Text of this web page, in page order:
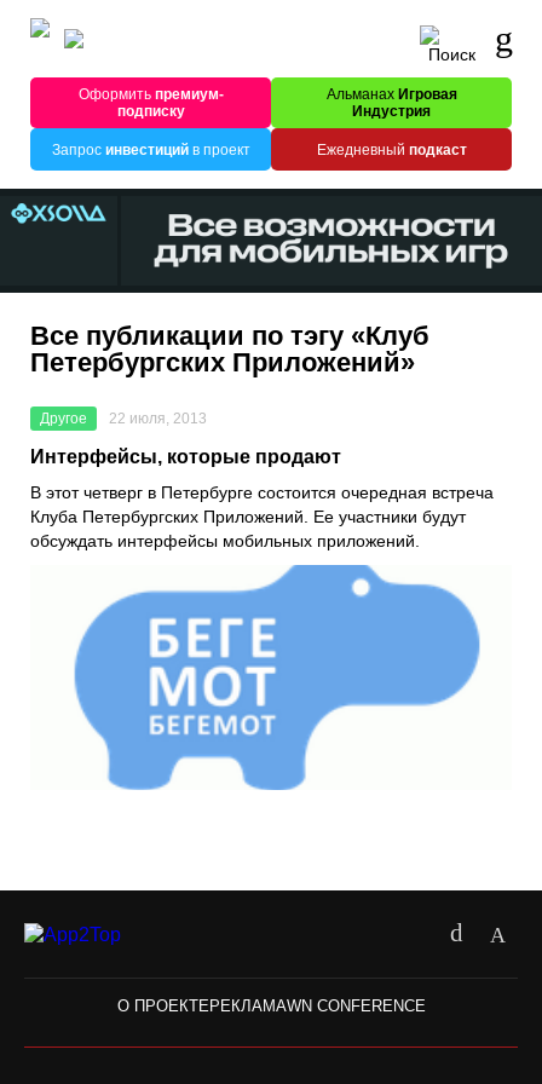
Оформитьпремиум-
подписку
Альманах Игровая
Индустрия
Запрос инвестицийв проект Ежедневный подкаст
Все публикации по тэгу «Клуб
Петербургских Приложений»
Другое 22 июля, 2013
Интерфейсы, которые продают
В этот четверг в Петербурге состоится очередная встреча
Клуба Петербургских Приложений. Ее участники будут
обсуждать интерфейсы мобильных приложений.
О ПРОЕКТЕРЕКЛАМАWN CONFERENCE